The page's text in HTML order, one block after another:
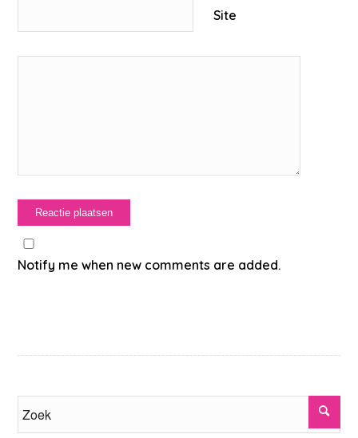
Site
Notify me when new comments are added.